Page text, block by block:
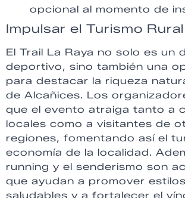
opcional al momento de
Impulsar el Turismo Rural
El Trail La Raya no solo es un
deportivo, sino también una
para destacar la riqueza
de Alcañices. Los
que el evento atraiga tanto a
locales como a visitantes de
regiones, fomentando así el
economía de la localidad.
running y el senderismo son
que ayudan a promover
saludables y a fortalecer el